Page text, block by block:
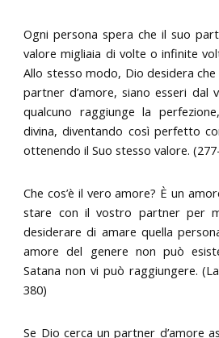
Ogni persona spera che il suo
valore migliaia di volte o infinite
Allo stesso modo, Dio desidera che
partner d’amore, siano esseri dal
qualcuno raggiunge la
divina, diventando così perfetto
ottenendo il Suo stesso valore.
Che cos’è il vero amore? È un
stare con il vostro partner per
desiderare di amare quella
amore del genere non può
Satana non vi può raggiungere.
380)
Se Dio cerca un partner d’amore